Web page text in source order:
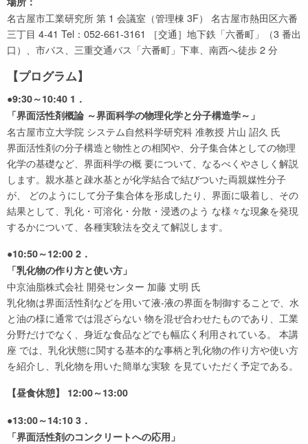
名古屋市工業研究所 第 1 会議室（管理棟 3F） 名古屋市熱田区六番
三丁目 4-41 Tel：052-661-3161 ［交通］地下鉄「六番町」（3 番出
口）、市バス、三重交通バス「六番町」下車、南西へ徒歩 2 分
【プログラム】
●9:30～10:40 1．
「界面活性剤概論 ～界面科学の物理化学と分子構造学～」
名古屋市立大学院 システム自然科学研究科 准教授 片山 詔久 氏
界面活性剤の分子構造と物性との相関や、分子集合体としての物理
化学の基礎など、界面科学の概 要について、なるべくやさしく解説
します。親水基と疎水基とが化学結合で結びついた両親媒性分子
が、 どのようにして分子集合体を形成したり、界面に吸着し、その
結果として、乳化・可溶化・分散・浸透のよう な様々な現象を発現
するかについて、各種実験法を交えて解説します。
●10:50～12:00 2．
「乳化物の作り方と使い方」
中京油脂株式会社 開発センター 加藤 丈明 氏
乳化物は界面活性剤などを用いて液-液の界面を制御することで、水
と油の様に通常では混ざらない 物を混ぜ合わせたものであり、工業
分野だけでなく、身近な食品などでも幅広く利用されている。 本講
座 では、乳化状態に関する基本的な事柄と乳化物の作り方や使い方
を紹介し、乳化物を用いた簡単な実験 を見ていただく予定である。
【昼食休憩】 12:00～13:00
●13:00～14:10 3．
「界面活性剤のコンクリートへの応用」